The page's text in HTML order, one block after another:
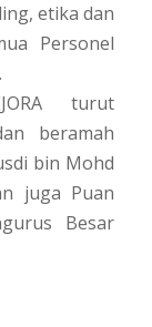
etika dan
Personel
turut
beramah
bin Mohd
juga Puan
Besar